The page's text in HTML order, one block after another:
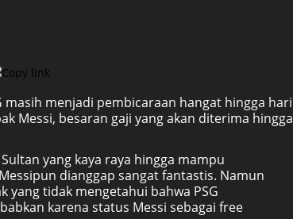
masih menjadi pembicaraan hangat hingga hari
Messi, besaran gaji yang akan diterima hingga
yang kaya raya hingga mampu
dianggap sangat fantastis. Namun
yang tidak mengetahui bahwa PSG
karena status Messi sebagai free